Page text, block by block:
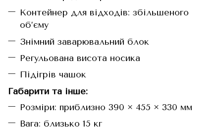
Контейнер для відходів: збільшеного
об’єму
Знімний заварювальний блок
Регульована висота носика
Підігрів чашок
Габарити та інше:
Розміри: приблизно 390 × 455 × 330 мм
Вага: близько 15 кг